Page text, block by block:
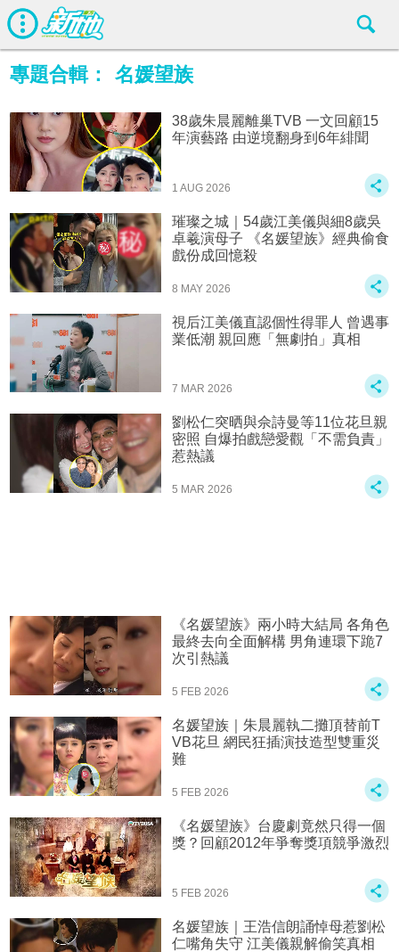
專題合輯： 名媛望族
38歲朱晨麗離巢TVB 一文回顧15
年演藝路 由逆境翻身到6年緋聞
1 AUG 2026
璀璨之城｜54歲江美儀與細8歲吳
卓羲演母子 《名媛望族》經典偷食
戲份成回憶殺
8 MAY 2026
視后江美儀直認個性得罪人 曾遇事
業低潮 親回應「無劇拍」真相
7 MAR 2026
劉松仁突晒與佘詩曼等11位花旦親
密照 自爆拍戲戀愛觀「不需負責」
惹熱議
5 MAR 2026
《名媛望族》兩小時大結局 各角色
最終去向全面解構 男角連環下跪7
次引熱議
5 FEB 2026
名媛望族｜朱晨麗執二攤頂替前T
VB花旦 網民狂插演技造型雙重災
難
5 FEB 2026
《名媛望族》台慶劇竟然只得一個
獎？回顧2012年爭奪獎項競爭激烈
5 FEB 2026
名媛望族｜王浩信朗誦悼母惹劉松
仁嘴角失守 江美儀親解偷笑真相